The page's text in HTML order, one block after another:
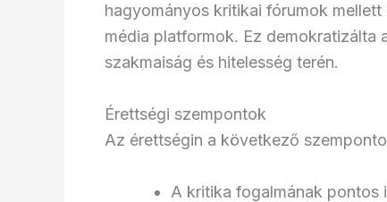
hagyományos kritikai fórumok
média platformok. Ez demokratizálta
szakmaiság és hitelesség terén.
Érettségi szempontok
Az érettségin a következő
A kritika fogalmának pontos